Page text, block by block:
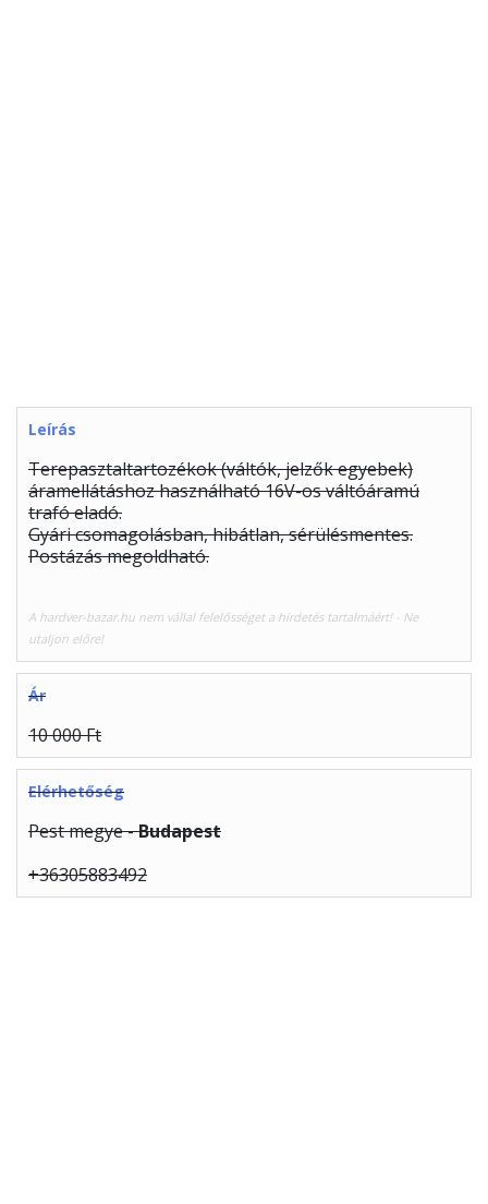
Leírás
Terepasztaltartozékok (váltók, jelzők egyebek)
áramellátáshoz használható 16V-os váltóáramú
trafó eladó.
Gyári csomagolásban, hibátlan, sérülésmentes.
Postázás megoldható.
A hardver-bazar.hu nem vállal felelősséget a hirdetés tartalmáért! - Ne
utaljon előre!
Ár
10 000 Ft
Elérhetőség
Pest megye -Budapest
+36305883492